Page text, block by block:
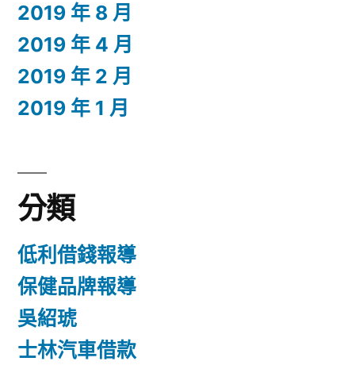
2019 年 8 月
2019 年 4 月
2019 年 2 月
2019 年 1 月
分類
低利借錢報導
保健品牌報導
吳紹琥
士林汽車借款